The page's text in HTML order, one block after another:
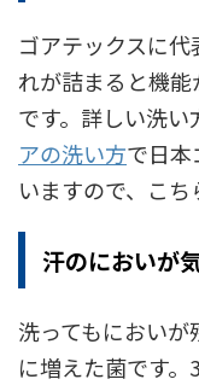
ゴアテックスに
れが詰まると機
です。詳しい洗い
アの洗い方で日本
いますので、こち
汗のにおいが
洗ってもにおい
に増えた菌です